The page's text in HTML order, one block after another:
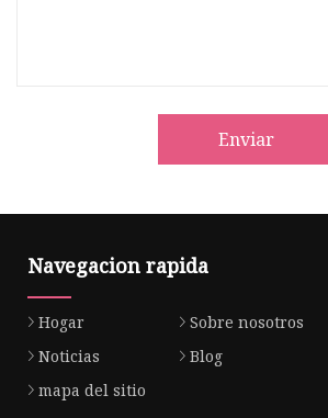
Enviar
Navegacion rapida
Hogar Sobre nosotros
Noticias
Blog
mapa del sitio